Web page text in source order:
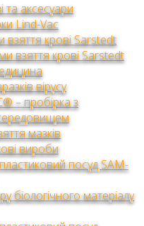
та аксесуари
Lind-Vac
взяття крові Sarstedt
взяття крові Sarstedt
вірусу
– пробірка з
мазків
вироби
посуд SAM-
біологічного матеріалу